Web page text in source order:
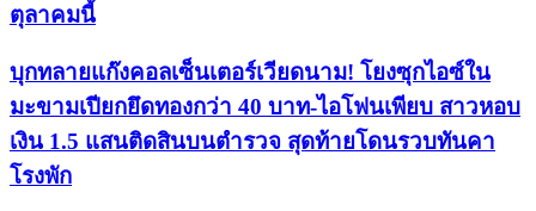
ตุลาคมนี้
บุกทลายแก๊งคอลเซ็นเตอร์เวียดนาม! โยงซุกไอซ์ใน
มะขามเปียกยึดทองกว่า 40 บาท-ไอโฟนเพียบ สาวหอบ
เงิน 1.5 แสนติดสินบนตำรวจ สุดท้ายโดนรวบทันคา
โรงพัก